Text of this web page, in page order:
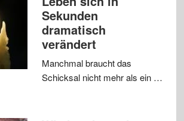
Sekunden
dramatisch
verändert
Manchmal braucht das
Schicksal nicht mehr als ein …